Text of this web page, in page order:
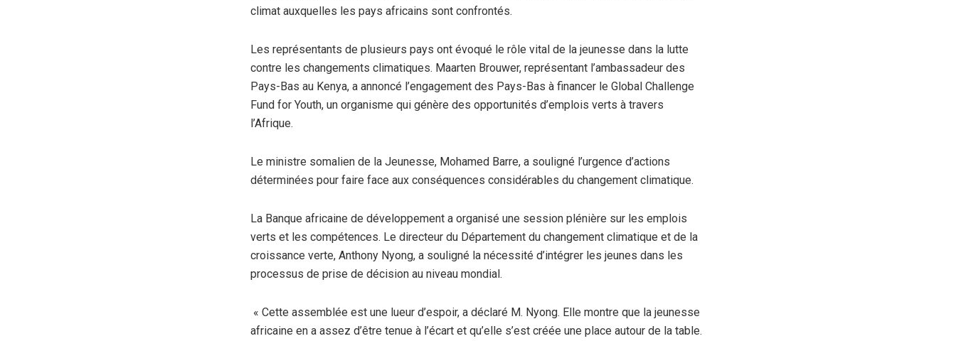
climat auxquelles les pays africains sont confrontés.
Les représentants de plusieurs pays ont évoqué le rôle vital de la jeunesse dans la lutte
contre les changements climatiques. Maarten Brouwer, représentant l’ambassadeur des
Pays-Bas au Kenya, a annoncé l’engagement des Pays-Bas à financer le Global Challenge
Fund for Youth, un organisme qui génère des opportunités d’emplois verts à travers
l’Afrique.
Le ministre somalien de la Jeunesse, Mohamed Barre, a souligné l’urgence d’actions
déterminées pour faire face aux conséquences considérables du changement climatique.
La Banque africaine de développement a organisé une session plénière sur les emplois
verts et les compétences. Le directeur du Département du changement climatique et de la
croissance verte, Anthony Nyong, a souligné la nécessité d’intégrer les jeunes dans les
processus de prise de décision au niveau mondial.
« Cette assemblée est une lueur d’espoir, a déclaré M. Nyong. Elle montre que la jeunesse
africaine en a assez d’être tenue à l’écart et qu’elle s’est créée une place autour de la table.